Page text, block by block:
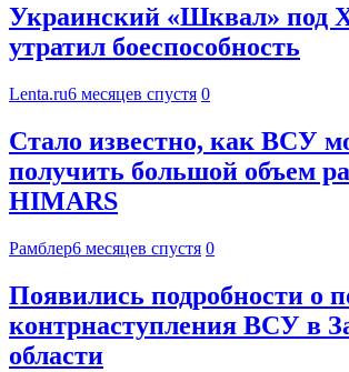
Украинский «Шквал» под
утратил боеспособность
Lenta.ru6 месяцев спустя 0
Стало известно, как ВСУ
получить большой объем
HIMARS
Рамблер6 месяцев спустя 0
Появились подробности о
контрнаступления ВСУ в
области